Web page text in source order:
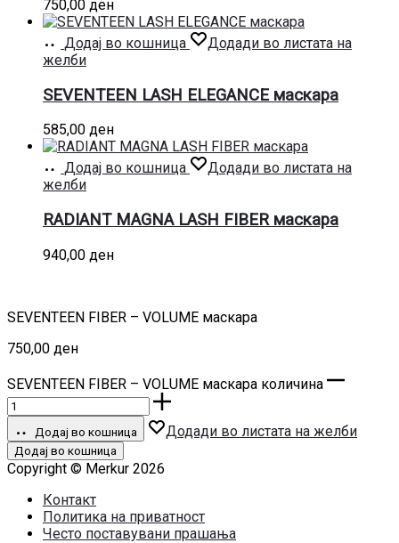
750,00 ден
Додај во кошница
Додади во листата на
желби
SEVENTEEN LASH ELEGANCE маскара
585,00 ден
Додај во кошница
Додади во листата на
желби
RADIANT MAGNA LASH FIBER маскара
940,00 ден
SEVENTEEN FIBER – VOLUME маскара
750,00 ден
SEVENTEEN FIBER – VOLUME маскара количина
Додај во кошница Додади во листата на желби
Додај во кошница
Copyright © Merkur 2026
Контакт
Политика на приватност
Често поставувани прашања